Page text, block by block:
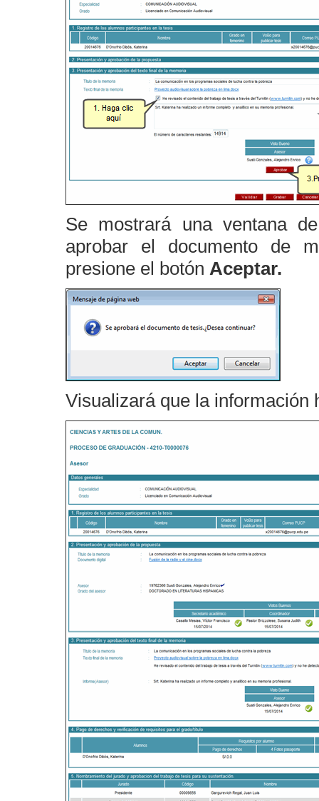
Se mostrará una ventana
aprobar el documento de
presione el botón Aceptar.
Visualizará que la información